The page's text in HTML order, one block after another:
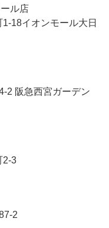
ル店
18イオンモール大日
2 阪急西宮ガーデン
2-3
2